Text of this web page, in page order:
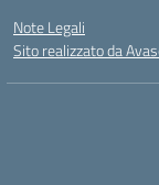
Note Legali
Sito realizzato da